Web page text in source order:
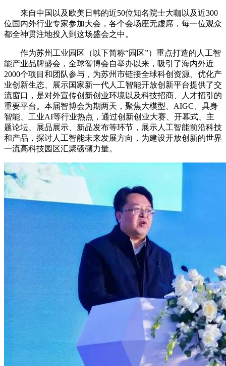
来自中国以及欧美日韩的近50位知名院士大咖以及近300
位国内外行业专家参加大会，各个会场座无虚席，每一位观众
都全神贯注地投入到这场盛会之中。
作为苏州工业园区（以下简称“园区”）重点打造的人工智
能产业品牌盛会，全球智博会自举办以来，吸引了海内外近
2000个项目和团队参与，为苏州市链接全球科创资源、优化产
业创新生态、展示国家新一代人工智能开放创新平台提供了交
流窗口，是对外宣传创新创业环境以及科技招商、人才招引的
重要平台。本届智博会为期两天，聚焦大模型、AIGC、具身
智能、工业AI等行业热点，通过创新创业大赛、开幕式、主
题论坛、展品展示、新品发布等环节，展示人工智能前沿科技
和产品，探讨人工智能未来发展方向，为建设开放创新的世界
一流高科技园区汇聚磅礴力量。